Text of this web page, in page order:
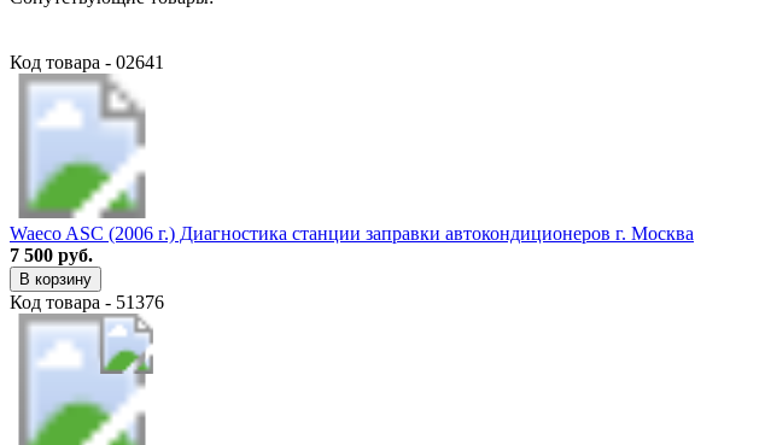
Код товара - 02641
Waeco ASC (2006 г.) Диагностика станции заправки автокондиционеров г. Москва
7 500 руб.
В корзину
Код товара - 51376